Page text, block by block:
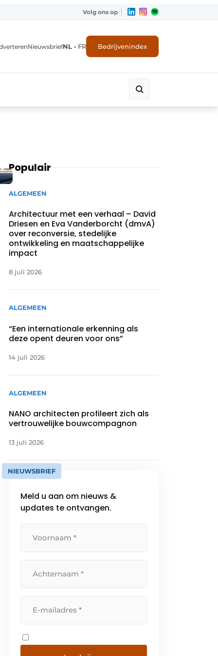
Volg ons op
NieuwsbriefNL • FR Bedrijvenindex
Populair
ALGEMEEN
Architectuur met een verhaal – David
Driesen en Eva Vanderborcht (dmvA)
over reconversie, stedelijke
ontwikkeling en maatschappelijke
impact
8 juli 2026
ALGEMEEN
“Een internationale erkenning als
deze opent deuren voor ons”
14 juli 2026
ALGEMEEN
NANO architecten profileert zich als
vertrouwelijke bouwcompagnon
13 juli 2026
NIEUWSBRIEF
Meld u aan om nieuws &
updates te ontvangen.